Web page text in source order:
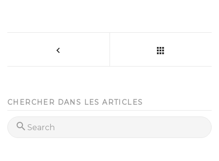
CHERCHER DANS LES ARTICLES